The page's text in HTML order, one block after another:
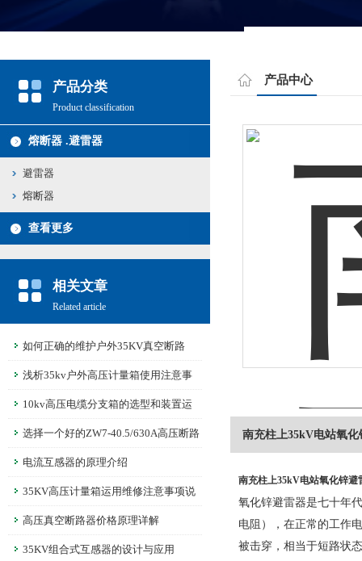
产品分类
Product classification
熔断器 .避雷器
避雷器
熔断器
查看更多
相关文章
Related article
如何正确的维护户外35KV真空断路
器？浅析35kv户外高压计量箱使用注意事
项 10kv高压电缆分支箱的选型和装置运
用注意事项
选择一个好的ZW7-40.5/630A高压断路
器是非常重要的
电流互感器的原理介绍
35KV高压计量箱运用维修注意事项说
明 高压真空断路器价格原理详解
35KV组合式互感器的设计与应用
产品中心
南充柱上35kV电站氧化
南充柱上35kV电站氧化锌避
氧化锌避雷器是七十年
电阻），在正常的工作
被击穿，相当于短路状